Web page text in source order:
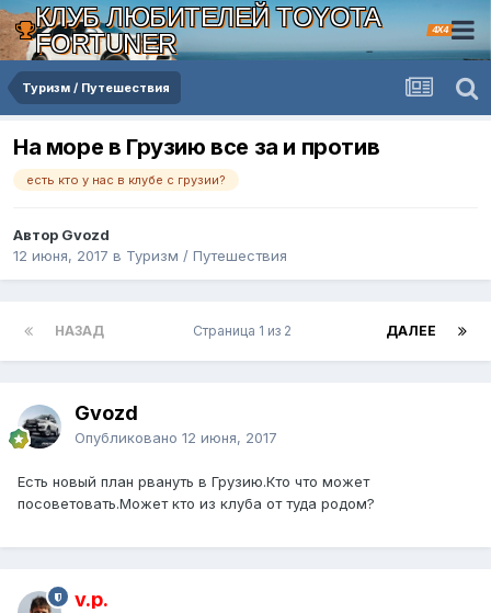
КЛУБ ЛЮБИТЕЛЕЙ TOYOTA
FORTUNER
4X4
Туризм / Путешествия
На море в Грузию все за и против
есть кто у нас в клубе с грузии?
Автор Gvozd
12 июня, 2017 в Туризм / Путешествия
НАЗАД ДАЛЕЕ
Страница 1 из 2
Gvozd
Опубликовано 12 июня, 2017
Есть новый план рвануть в Грузию.Кто что может
посоветовать.Может кто из клуба от туда родом?
v.p.